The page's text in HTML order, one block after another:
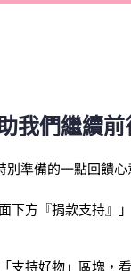
我們繼續前
準備的一點回饋
下方『捐款支持』
支持好物」區塊，